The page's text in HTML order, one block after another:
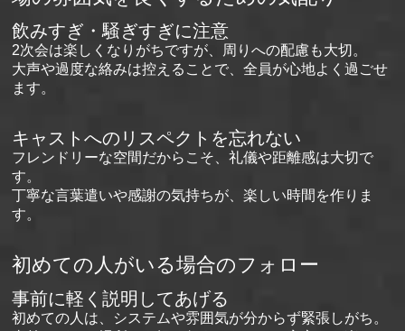
飲みすぎ・騒ぎすぎに注意
2次会は楽しくなりがちですが、周りへの配慮も大切。
大声や過度な絡みは控えることで、全員が心地よく過ごせ
ます。
キャストへのリスペクトを忘れない
フレンドリーな空間だからこそ、礼儀や距離感は大切で
す。
丁寧な言葉遣いや感謝の気持ちが、楽しい時間を作りま
す。
初めての人がいる場合のフォロー
事前に軽く説明してあげる
初めての人は、システムや雰囲気が分からず緊張しがち。